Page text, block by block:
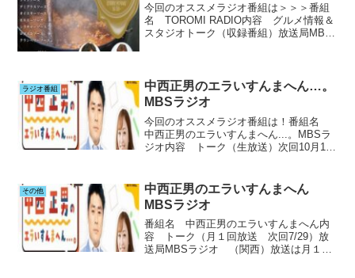
今回のオススメラジオ番組は＞＞＞番組
名 TOROMI RADIO内容 グルメ情報＆
スタジオトーク（収録番組）放送局MBS
サ...
ラジオ番組
中西正男のエラいすんまへん…。
MBSラジオ
今回のオススメラジオ番組は！番組名
中西正男のエラいすんまへん...。MBSラ
ジオ内容 トーク（生放送）次回10月11
番組サイトはこちら詳細はこちら確認
が...
その他
中西正男のエラいすんまへん
MBSラジオ
番組名 中西正男のエラいすんまへん内
容 トーク（月１回放送 次回7/29）放
送局MBSラジオ （関西）放送は月１